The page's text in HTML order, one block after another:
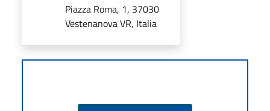
Piazza Roma, 1, 37030
Vestenanova VR, Italia